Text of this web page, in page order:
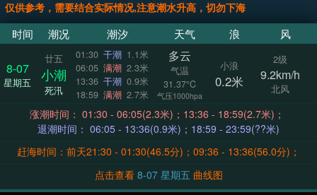
仅供参考，需要结合实际情况,注意潮水升高，切勿下海
时间 潮况 潮汐 天气 浪 风
8-07
星期五
廿五
小潮
死汛
01:30 干潮 1.1米
06:05 满潮 2.3米
13:36 干潮 0.9米
18:59 满潮 2.7米
多云
气温
31.37°C
气压1000hpa
小浪
0.2米
2级
9.2km/h
北风
涨潮时间： 01:30 - 06:05(2.3米)；13:36 - 18:59(2.7米)；
退潮时间： 06:05 - 13:36(0.9米)；18:59 - 23:59(??米)
赶海时间：前天21:30 - 01:30(46.5分)；09:36 - 13:36(56.0分)；
点击查看
8-07 星期五 曲线图